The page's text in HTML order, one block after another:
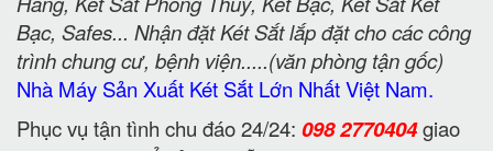
Bạc, Safes... Nhận đặt Két Sắt lắp đặt cho các công
trình chung cư, bệnh viện.....(văn phòng tận gốc)
Nhà Máy Sản Xuất Két Sắt Lớn Nhất Việt Nam.
Phục vụ tận tình chu đáo 24/24: 098 2770404giao